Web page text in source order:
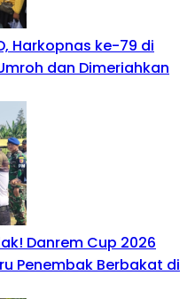
Harkopnas ke-79 di
dan Dimeriahkan
Danrem Cup 2026
Penembak Berbakat di